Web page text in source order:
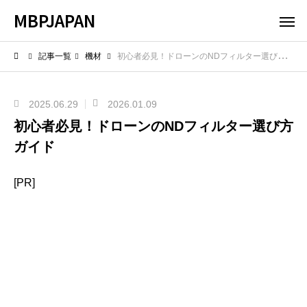
MBPJAPAN
記事一覧 機材 初心者必見！ドローンのNDフィルター選び方ガイド
2025.06.29 2026.01.09
初心者必見！ドローンのNDフィルター選び方
ガイド
[PR]